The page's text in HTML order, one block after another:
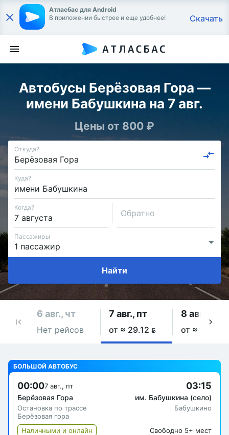
Атласбас для Android
В приложении быстрее и еще удобнее!
Скачать
Автобусы Берёзовая Гора —
имени Бабушкина на 7 авг.
Цены от 800 ₽
Откуда?
Куда?
Когда?
Обратно
Пассажиры
Найти
6 авг., чт
Нет рейсов
7 авг., пт
от ≈ 29.12 
8 авг., сб
от ≈ 29.12 
БОЛЬШОЙ АВТОБУС
00:007 авг., пт
Берёзовая Гора
Остановка по трассе
Берёзовая гора
03:15
им. Бабушкина (село)
Бабушкино
Наличными и онлайн Свободно 5+ мест